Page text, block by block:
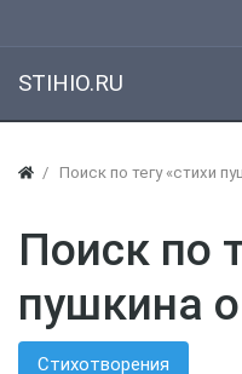
STIHIO.RU
Поиск по тегу «стихи
Поиск по
пушкина
Стихотворения